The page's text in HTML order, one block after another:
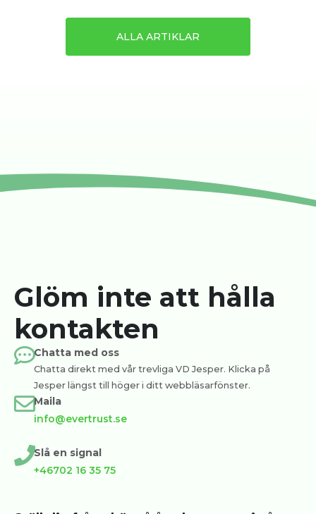
ALLA ARTIKLAR
Glöm inte att hålla
kontakten
Chatta med oss
Chatta direkt med vår trevliga VD Jesper. Klicka på
Jesper längst till höger i ditt webbläsarfönster.
Maila
info@evertrust.se
Slå en signal
+46702 16 35 75